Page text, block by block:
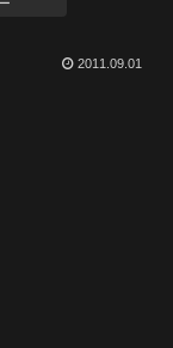
2011.09.01